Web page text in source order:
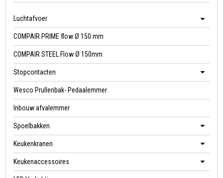
Luchtafvoer
COMPAIR PRIME flow Ø 150 mm
COMPAIR STEEL Flow Ø 150mm
Stopcontacten
Wesco Prullenbak- Pedaalemmer
Inbouw afvalemmer
Spoelbakken
Keukenkranen
Keukenaccessoires